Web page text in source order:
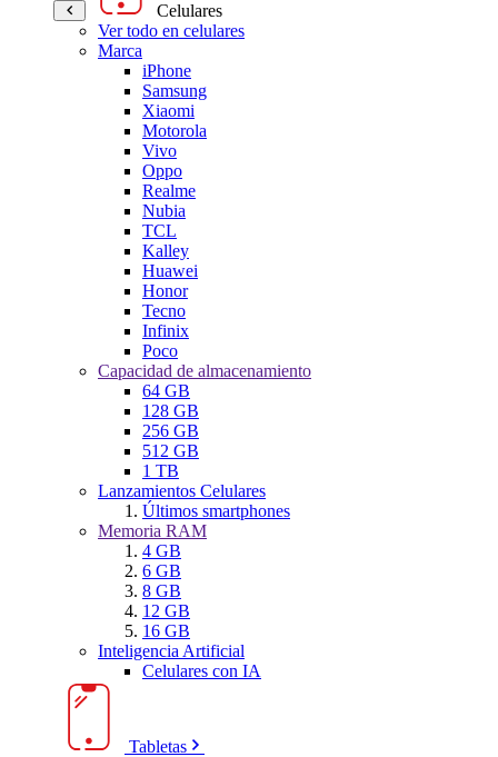
Celulares
Ver todo en celulares
Marca
iPhone
Samsung
Xiaomi
Motorola
Vivo
Oppo
Realme
Nubia
TCL
Kalley
Huawei
Honor
Tecno
Infinix
Poco
Capacidad de almacenamiento
64 GB
128 GB
256 GB
512 GB
1 TB
Lanzamientos Celulares
Últimos smartphones
Memoria RAM
4 GB
6 GB
8 GB
12 GB
16 GB
Inteligencia Artificial
Celulares con IA
Tabletas